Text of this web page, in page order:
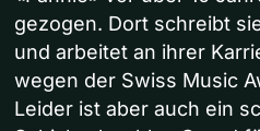
gezogen. Dort schreibt
und arbeitet an ihrer
wegen der Swiss Music
Leider ist aber auch ein